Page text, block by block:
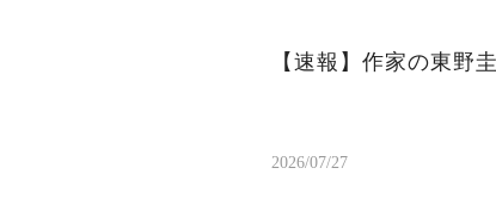
【速報】作家の東
2026/07/27